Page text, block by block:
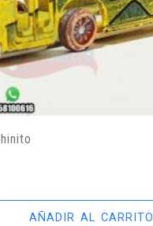
AÑADIR AL CARRITO